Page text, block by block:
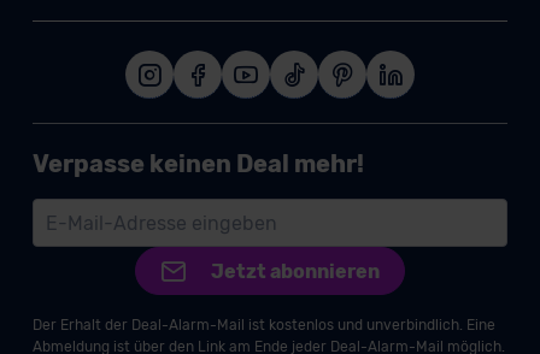
Verpasse keinen Deal mehr!
Jetzt abonnieren
Der Erhalt der Deal-Alarm-Mail ist kostenlos und unverbindlich. Eine
Abmeldung ist über den Link am Ende jeder Deal-Alarm-Mail möglich.